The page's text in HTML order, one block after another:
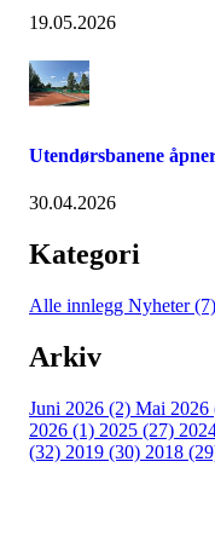
19.05.2026
Utendørsbanene
30.04.2026
Kategori
Alle innlegg Nyheter (7)
Arkiv
Juni 2026 (2) Mai 2026
2026 (1) 2025 (27)
(32) 2019 (30) 2018